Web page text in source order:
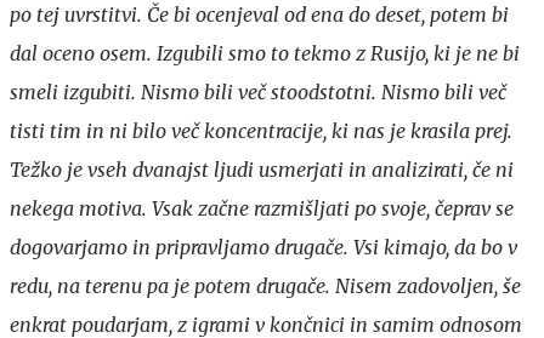
po tej uvrstitvi. Če bi ocenjeval od ena do deset, potem bi
dal oceno osem. Izgubili smo to tekmo z Rusijo, ki je ne bi
smeli izgubiti. Nismo bili več stoodstotni. Nismo bili več
tisti tim in ni bilo več koncentracije, ki nas je krasila prej.
Težko je vseh dvanajst ljudi usmerjati in analizirati, če ni
nekega motiva. Vsak začne razmišljati po svoje, čeprav se
dogovarjamo in pripravljamo drugače. Vsi kimajo, da bo v
redu, na terenu pa je potem drugače. Nisem zadovoljen, še
enkrat poudarjam, z igrami v končnici in samim odnosom